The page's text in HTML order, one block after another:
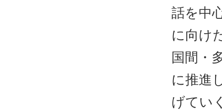
話を中
に向け
国間・
に推進
げてい